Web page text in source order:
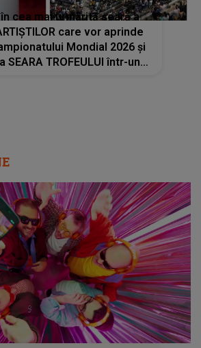
cea mai urmărită seară a
care vor aprinde
Mondial 2026 și
TROFEULUI într-un